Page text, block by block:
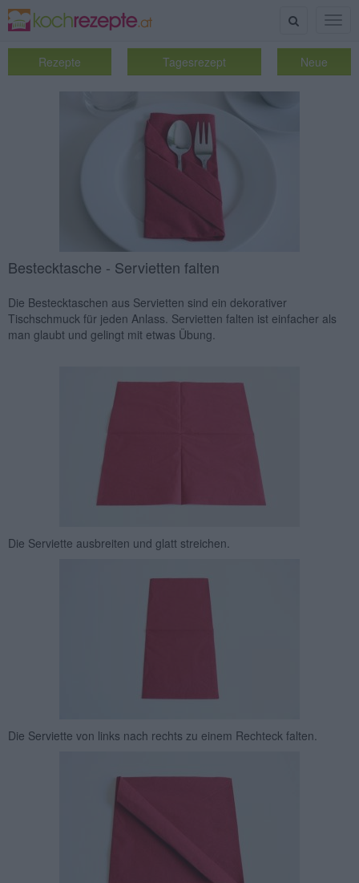
Suche
Rezepte Tagesrezept Neue
Bestecktasche - Servietten falten
Die Bestecktaschen aus Servietten sind ein dekorativer
Tischschmuck für jeden Anlass. Servietten falten ist einfacher als
man glaubt und gelingt mit etwas Übung.
Die Serviette ausbreiten und glatt streichen.
Die Serviette von links nach rechts zu einem Rechteck falten.